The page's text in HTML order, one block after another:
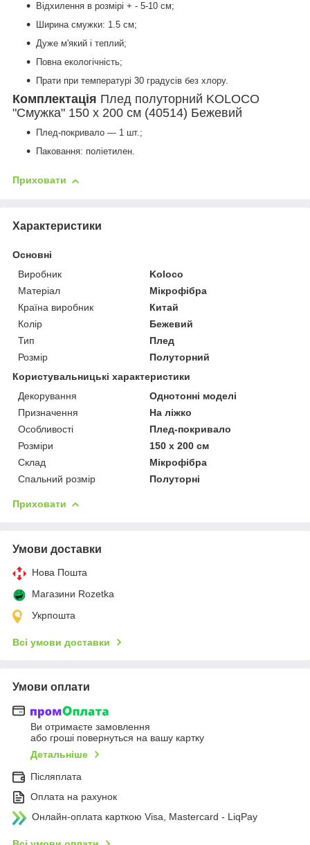
Відхилення в розмірі + - 5-10 см;
Ширина смужки: 1.5 см;
Дуже м'який і теплий;
Повна екологічність;
Прати при температурі 30 градусів без хлору.
Комплектація Плед полуторний KOLOCO
"Смужка" 150 х 200 см (40514) Бежевий
Плед-покривало — 1 шт.;
Паковання: поліетилен.
Приховати
Характеристики
Основні
Виробник
Koloco
Матеріал
Мікрофібра
Країна виробник
Китай
Колір
Бежевий
Тип
Плед
Розмір
Полуторний
Користувальницькі характеристики
Декорування
Однотонні моделі
Призначення
На ліжко
Особливості
Плед-покривало
Розміри
150 х 200 см
Склад
Мікрофібра
Спальний розмір
Полуторні
Приховати
Умови доставки
Нова Пошта
Магазини Rozetka
Укрпошта
Всі умови доставки
Умови оплати
Ви отримаєте замовлення
або гроші повернуться на вашу картку
Детальніше
Післяплата
Оплата на рахунок
Онлайн-оплата карткою Visa, Mastercard - LiqPay